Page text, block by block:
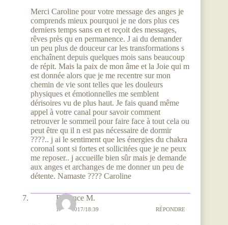
Merci Caroline pour votre message des anges je
comprends mieux pourquoi je ne dors plus ces
derniers temps sans en et reçoit des messages,
rêves près qu en permanence. J ai du demander
un peu plus de douceur car les transformations s
enchaînent depuis quelques mois sans beaucoup
de répit. Mais la paix de mon âme et la Joie qui m
est donnée alors que je me recentre sur mon
chemin de vie sont telles que les douleurs
physiques et émotionnelles me semblent
dérisoires vu de plus haut. Je fais quand même
appel à votre canal pour savoir comment
retrouver le sommeil pour faire face à tout cela ou
peut être qu il n est pas nécessaire de dormir
????.. j ai le sentiment que les énergies du chakra
coronal sont si fortes et sollicitées que je ne peux
me reposer.. j accueille bien sûr mais je demande
aux anges et archanges de me donner un peu de
détente. Namaste ???? Caroline
Florence M.
19/08/2017/18:39 RÉPONDRE